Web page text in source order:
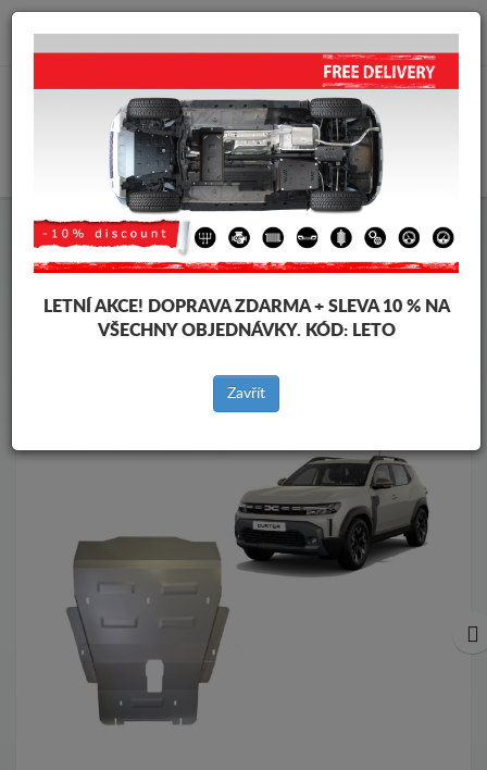
info@krytpodmotor.com
Kryt pod motor Dacia Kryt pod motor Dacia Duster III
vozidel
Značky vozidel
Zpět na produkty
LETNÍ AKCE! DOPRAVA ZDARMA + SLEVA 10 % NA
VŠECHNY OBJEDNÁVKY. KÓD: LETO
Zavřít